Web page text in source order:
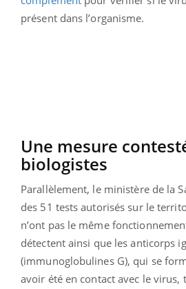
présent dans l’organisme.
Une mesure
biologistes
Parallèlement, le ministère de la
des 51 tests autorisés sur le
n’ont pas le même
détectent ainsi que les anticorps
(immunoglobulines G), qui se
avoir été en contact avec le virus,